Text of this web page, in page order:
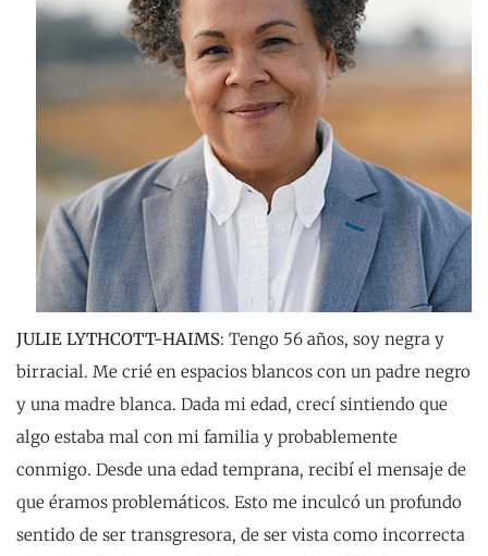
JULIE LYTHCOTT-HAIMS: Tengo 56 años, soy negra y
birracial. Me crié en espacios blancos con un padre negro
y una madre blanca. Dada mi edad, crecí sintiendo que
algo estaba mal con mi familia y probablemente
conmigo. Desde una edad temprana, recibí el mensaje de
que éramos problemáticos. Esto me inculcó un profundo
sentido de ser transgresora, de ser vista como incorrecta